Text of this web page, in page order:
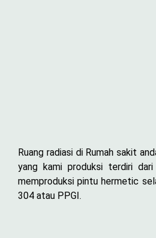
Ruang radiasi di Rumah sakit
yang kami produksi terdiri
memproduksi pintu hermetic
304 atau PPGI.